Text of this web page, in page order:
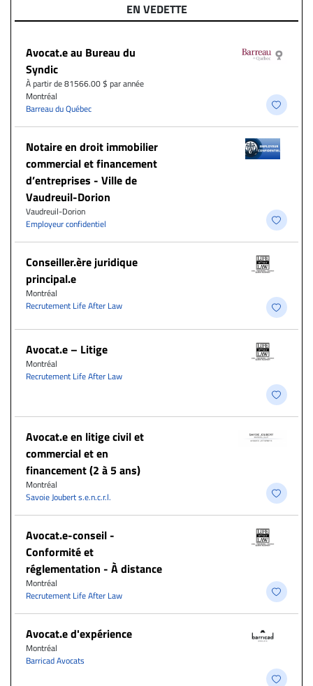
EN VEDETTE
Avocat.e au Bureau du
Syndic
À partir de 81566.00 $ par année
Montréal
Barreau du Québec
Notaire en droit immobilier
commercial et financement
d’entreprises - Ville de
Vaudreuil-Dorion
Vaudreuil-Dorion
Employeur confidentiel
Conseiller.ère juridique
principal.e
Montréal
Recrutement Life After Law
Avocat.e – Litige
Montréal
Recrutement Life After Law
Avocat.e en litige civil et
commercial et en
financement (2 à 5 ans)
Montréal
Savoie Joubert s.e.n.c.r.l.
​Avocat.e-conseil -
Conformité et
réglementation - À distance
Montréal
Recrutement Life After Law
Avocat.e d'expérience
Montréal
Barricad Avocats